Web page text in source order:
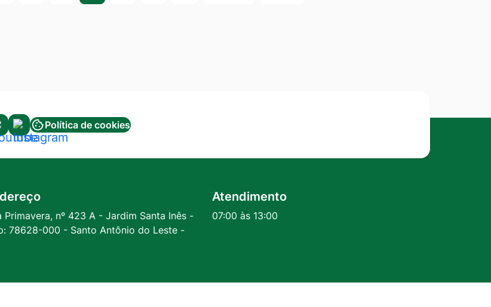
Acessar
a
Rede
Instagram
Política de cookies
Primavera, nº 423 A - Jardim Santa Inês -
78628-000 - Santo Antônio do Leste -
Atendimento
07:00 às 13:00